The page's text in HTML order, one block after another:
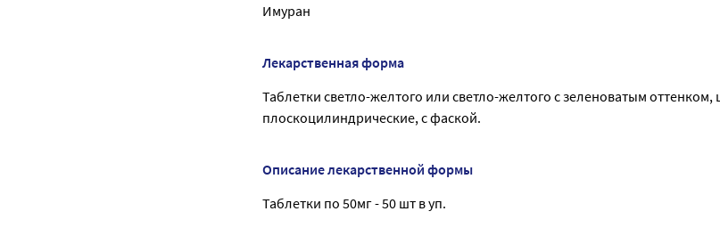
Имуран
Лекарственная форма
Таблетки светло-желтого или светло-желтого с зеленоватым оттенком,
плоскоцилиндрические, с фаской.
Описание лекарственной формы
Таблетки по 50мг - 50 шт в уп.